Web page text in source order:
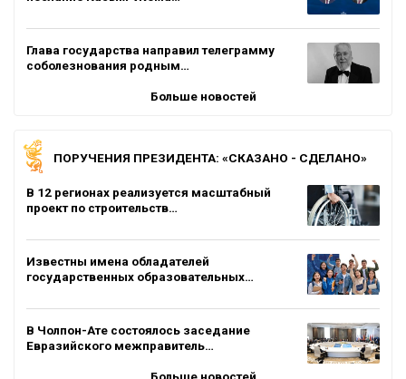
Глава государства направил телеграмму
соболезнования родным…
Больше новостей
ПОРУЧЕНИЯ ПРЕЗИДЕНТА: «СКАЗАНО - СДЕЛАНО»
В 12 регионах реализуется масштабный
проект по строительств…
Известны имена обладателей
государственных образовательных…
В Чолпон-Ате состоялось заседание
Евразийского межправитель…
Больше новостей